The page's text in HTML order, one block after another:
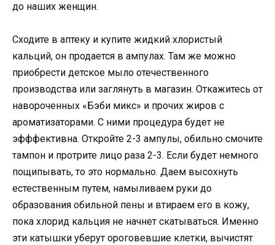
до наших женщин.
Сходите в аптеку и купите жидкий хлористый
кальций, он продается в ампулах. Там же можно
приобрести детское мыло отечественного
производства или заглянуть в магазин. Откажитесь от
навороченных «Бэби микс» и прочих жиров с
ароматизаторами. С ними процедура будет не
эфффективна. Откройте 2-3 ампулы, обильно смочите
тампон и протрите лицо раза 2-3. Если будет немного
пощипывать, то это нормально. Даем высохнуть
естественным путем, намыливаем руки до
образования обильной пены и втираем его в кожу,
пока хлорид кальция не начнет скатываться. Именно
эти катышки уберут ороговевшие клетки, вычистят